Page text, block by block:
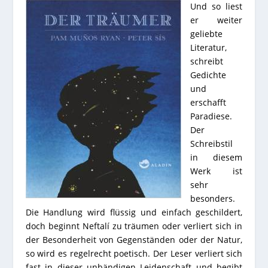
Und so liest
er weiter
geliebte
Literatur,
schreibt
Gedichte
und
erschafft
Paradiese.
Der
Schreibstil
in diesem
Werk ist
sehr
besonders.
Die Handlung wird flüssig und einfach geschildert,
doch beginnt Neftalí zu träumen oder verliert sich in
der Besonderheit von Gegenständen oder der Natur,
so wird es regelrecht poetisch. Der Leser verliert sich